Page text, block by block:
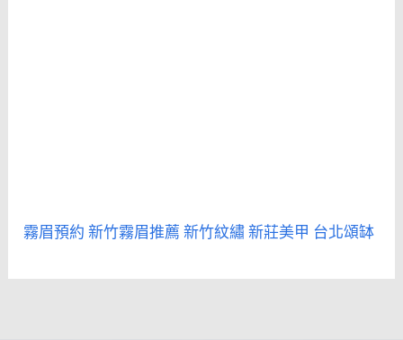
霧眉預約新竹霧眉推薦新竹紋繡新莊美甲 台北頌缽